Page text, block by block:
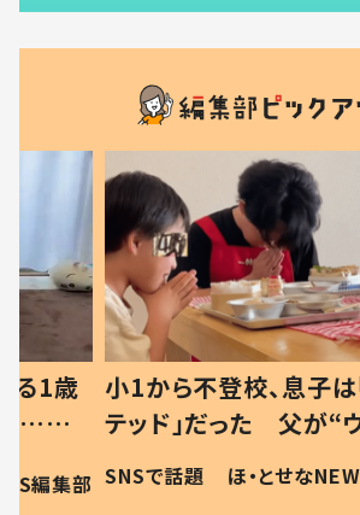
る1歳
…母
現行
編集部
小1から不登校、息子は
テッド」だった 父が“
食”を作り続ける理由
和の親 #令和の子
SNSで話題 ほ・とせな